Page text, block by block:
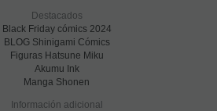
Destacados
Black Friday cómics 2024
BLOG Shinigami Cómics
Figuras Hatsune Miku
Akumu Ink
Manga Shonen
Información adicional